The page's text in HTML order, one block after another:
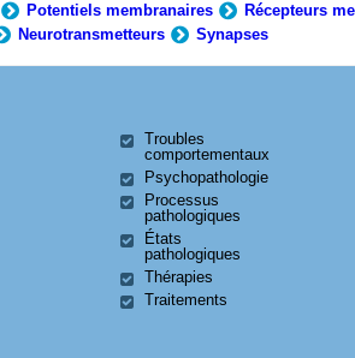
Potentiels membranaires Récepteurs
Neurotransmetteurs Synapses
Troubles
comportementaux
Psychopathologie
Processus
pathologiques
États
pathologiques
Thérapies
Traitements